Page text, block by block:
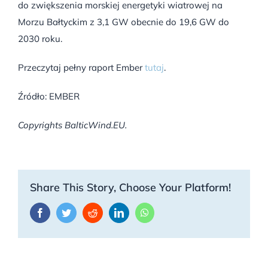
do zwiększenia morskiej energetyki wiatrowej na
Morzu Bałtyckim z 3,1 GW obecnie do 19,6 GW do
2030 roku.
Przeczytaj pełny raport Embertutaj.
Źródło: EMBER
Copyrights BalticWind.EU.
Share This Story, Choose Your Platform!
FacebookTwitterRedditLinkedInWhatsApp